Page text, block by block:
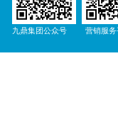
九鼎集团公众号 营销服